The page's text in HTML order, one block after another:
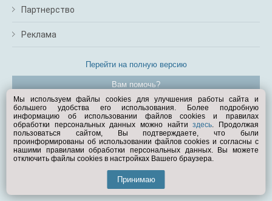
Партнерство
Реклама
Перейти на полную версию
Вам помочь?
© Exist.ru 1998—2026
Мы используем файлы cookies для улучшения работы сайта и
большего удобства его использования. Более подробную
информацию об использовании файлов cookies и правилах
обработки персональных данных можно найтиздесь. Продолжая
пользоваться сайтом, Вы подтверждаете, что были
проинформированы об использовании файлов cookies и согласны с
нашими правилами обработки персональных данных. Вы можете
отключить файлы cookies в настройках Вашего браузера.
Принимаю